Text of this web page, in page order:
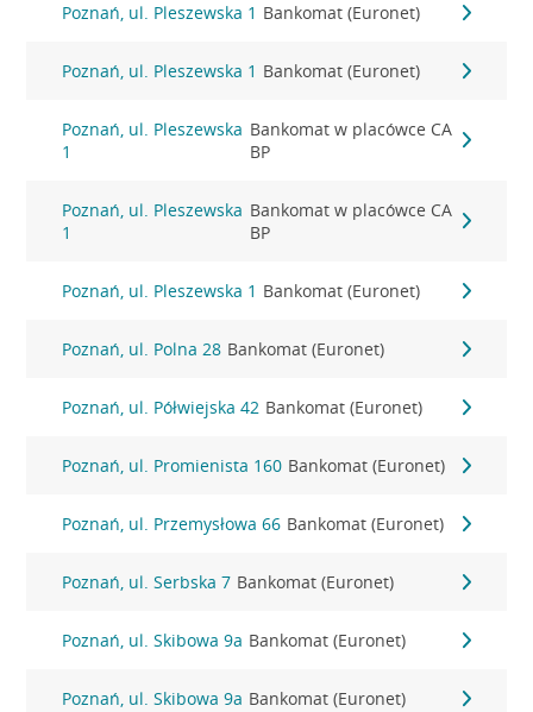
Poznań, ul. Pleszewska 1 Bankomat (Euronet)
Poznań, ul. Pleszewska 1 Bankomat (Euronet)
Poznań, ul. Pleszewska
1
Bankomat w placówce CA
BP
Poznań, ul. Pleszewska
1
Bankomat w placówce CA
BP
Poznań, ul. Pleszewska 1 Bankomat (Euronet)
Poznań, ul. Polna 28 Bankomat (Euronet)
Poznań, ul. Półwiejska 42 Bankomat (Euronet)
Poznań, ul. Promienista 160 Bankomat (Euronet)
Poznań, ul. Przemysłowa 66 Bankomat (Euronet)
Poznań, ul. Serbska 7 Bankomat (Euronet)
Poznań, ul. Skibowa 9a Bankomat (Euronet)
Poznań, ul. Skibowa 9a Bankomat (Euronet)